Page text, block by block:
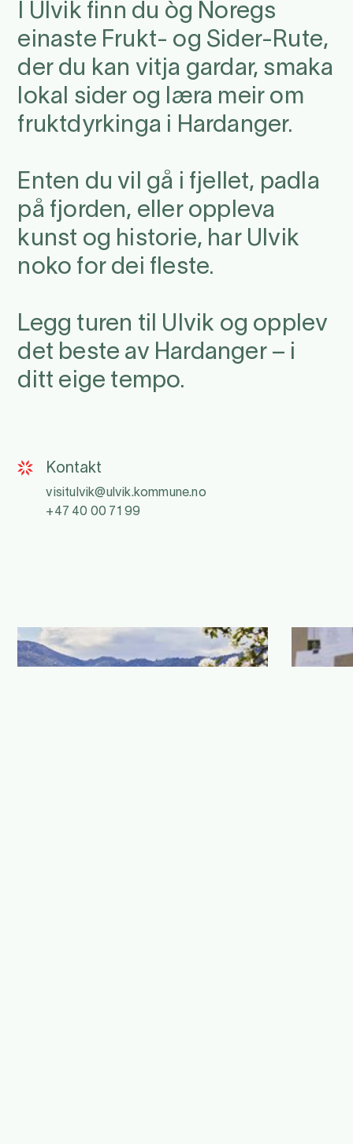
I Ulvik finn du òg Noregs
einaste Frukt- og Sider-Rute,
der du kan vitja gardar, smaka
lokal sider og læra meir om
fruktdyrkinga i Hardanger.
Enten du vil gå i fjellet, padla
på fjorden, eller oppleva
kunst og historie, har Ulvik
noko for dei fleste.
Legg turen til Ulvik og opplev
det beste av Hardanger – i
ditt eige tempo.
Kontakt
visitulvik@ulvik.kommune.no
+47 40 00 71 99